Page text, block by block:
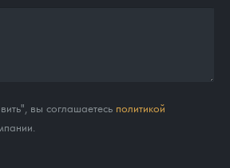
вы соглашаетесь политикой